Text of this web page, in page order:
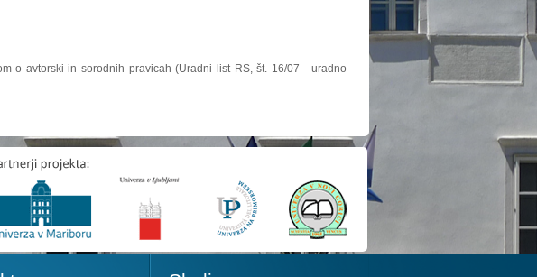
o avtorski in sorodnih pravicah (Uradni list RS, št. 16/07 - uradno